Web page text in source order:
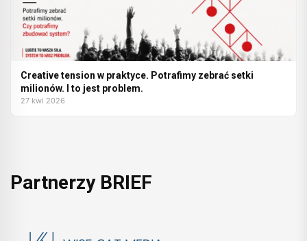
Creative tension w praktyce. Potrafimy zebrać setki
milionów. I to jest problem.
27 kwi 2026
Partnerzy BRIEF